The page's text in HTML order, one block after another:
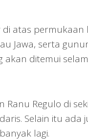
di atas
Jawa, serta
ditemui
Regulo di
Selain itu ada
lagi.